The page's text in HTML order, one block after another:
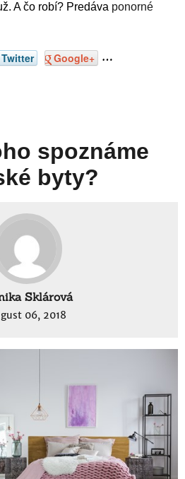
A čo robí? Predáva ponorné
Twitter Google+ …
spoznáme
byty?
Sklárová
06, 2018